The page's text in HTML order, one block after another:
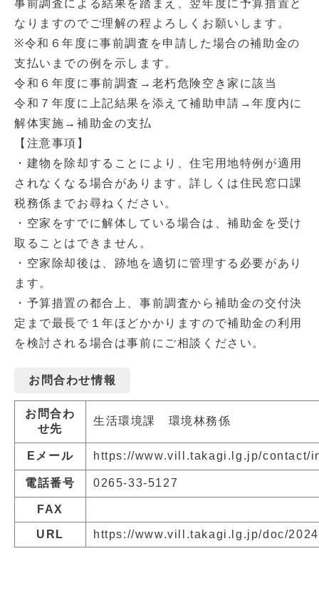
事前調査による結果を踏まえ、翌年度に予算措置と
なりますのでご理解の程よろしくお願いします。
※令和６年度に事前調査を申請した場合の補助金の
支払いまでの例を示します。
令和６年度に事前調査→老朽危険空き家に該当
令和７年度に上記結果を添えて補助申請→年度内に
解体実施→補助金の支払
【注意事項】
・建物を除却することにより、住宅用地特例が適用
されなくなる場合があります。詳しくは住民窓口課
税務係までお尋ねください。
・空家をすでに解体している場合は、補助金を受け
取ることはできません。
・空家除却後は、跡地を適切に管理する必要があり
ます。
・予算措置の都合上、事前調査から補助金の交付決
定まで最長で１年ほどかかりますので補助金の利用
を検討される場合は事前にご相談ください。
お問合わせ情報
お問合わ
せ先
生活環境課 環境林務係
Eメール https://www.vill.takagi.lg.jp/contact/
電話番号 0265-33-5127
FAX
URL https://www.vill.takagi.lg.jp/doc/